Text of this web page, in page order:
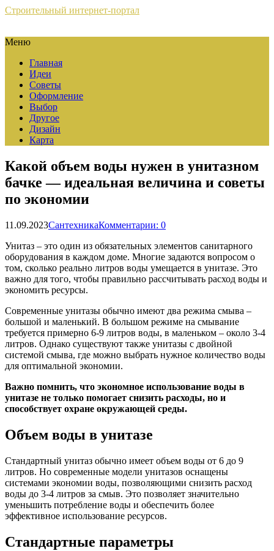
Строительный интернет-портал
Меню
Главная
Идеи
Советы
Оформление
Выбор
Другое
Дизайн
Карта
Какой объем воды нужен в унитазном
бачке — идеальная величина и советы
по экономии
11.09.2023СантехникаКомментарии: 0
Унитаз – это один из обязательных элементов санитарного
оборудования в каждом доме. Многие задаются вопросом о
том, сколько реально литров воды умещается в унитазе. Это
важно для того, чтобы правильно рассчитывать расход воды и
экономить ресурсы.
Современные унитазы обычно имеют два режима смыва –
большой и маленький. В большом режиме на смывание
требуется примерно 6-9 литров воды, в маленьком – около 3-4
литров. Однако существуют также унитазы с двойной
системой смыва, где можно выбрать нужное количество воды
для оптимальной экономии.
Важно помнить, что экономное использование воды в
унитазе не только помогает снизить расходы, но и
способствует охране окружающей среды.
Объем воды в унитазе
Стандартный унитаз обычно имеет объем воды от 6 до 9
литров. Но современные модели унитазов оснащены
системами экономии воды, позволяющими снизить расход
воды до 3-4 литров за смыв. Это позволяет значительно
уменьшить потребление воды и обеспечить более
эффективное использование ресурсов.
Стандартные параметры